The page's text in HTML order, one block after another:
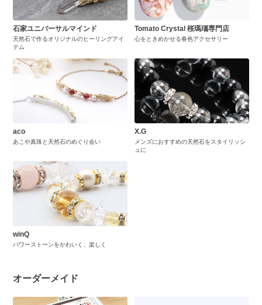
石家ユニバーサルマインド
天然石で作るオリジナルのヒーリングアイ
テム
Tomato Crystal 桜瑪瑙専門店
心をときめかせる春色アクセサリー
aco
あこや真珠と天然石のめぐり会い
X.G
メンズにおすすめの天然石をスタイリッシ
ュに
winQ
パワーストーンをかわいく、楽しく
オーダーメイド